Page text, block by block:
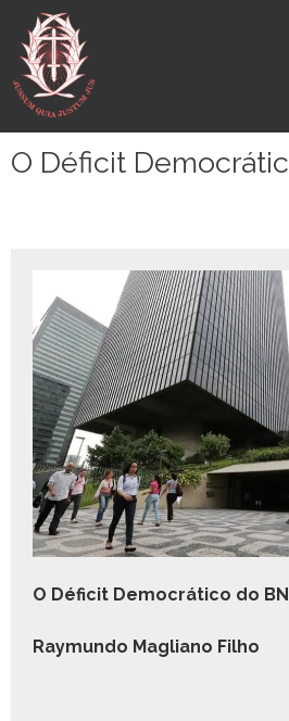
para
conteúdo
O Déficit
O Déficit Democráti­co do
Ray­mun­do Magliano Filho